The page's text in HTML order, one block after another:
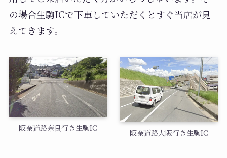
の場合生駒ICで下車していただくとすぐ当店が見
えてきます。
阪奈道路奈良行き生駒IC 阪奈道路大阪行き生駒IC